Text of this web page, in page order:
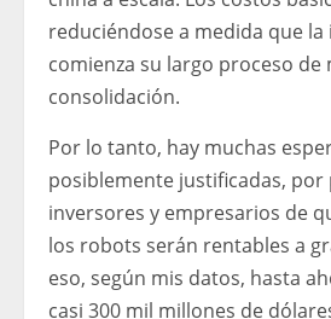
reduciéndose a medida que
comienza su largo proceso de
consolidación.
Por lo tanto, hay muchas
posiblemente justificadas, por
inversores y empresarios de
los robots serán rentables a
eso, según mis datos, hasta
casi 300 mil millones de